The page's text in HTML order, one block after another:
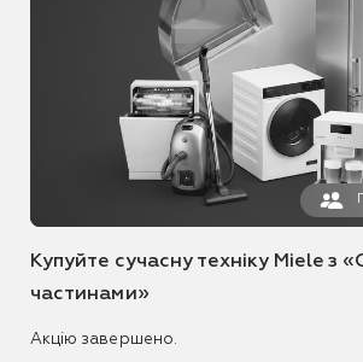
Купуйте сучасну техніку Miele з
частинами»
Акцію завершено.